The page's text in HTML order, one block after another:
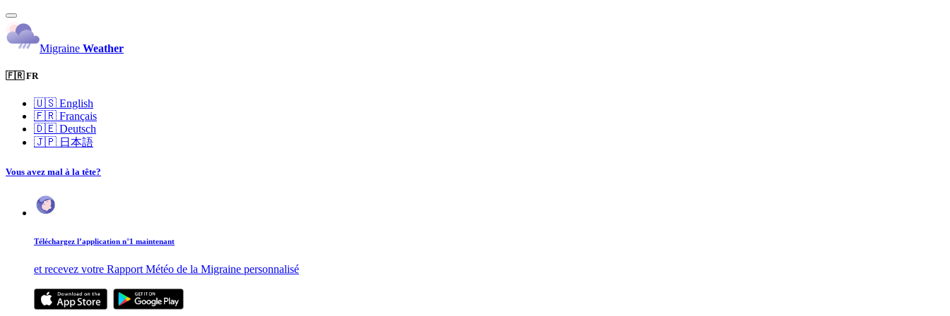
Migraine Weather
🇫🇷 FR
🇺🇸 English
🇫🇷 Français
🇩🇪 Deutsch
🇯🇵 日本語
Vous avez mal à la tête?
Téléchargez l’application n°1 maintenant
et recevez votre Rapport Météo de la Migraine personnalisé